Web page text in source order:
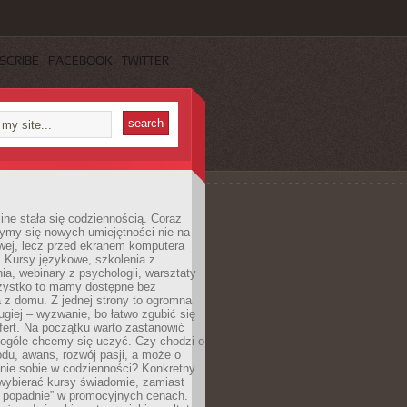
FACEBOOK TWITTER
stała się codziennością. Coraz
się nowych umiejętności nie na
lecz przed ekranem komputera
Kursy językowe, szkolenia z
webinary z psychologii, warsztaty
to mamy dostępne bez
z domu. Z jednej strony to ogromna
– wyzwanie, bo łatwo zgubić się
Na początku warto zastanowić
chcemy się uczyć. Czy chodzi o
awans, rozwój pasji, a może o
sobie w codzienności? Konkretny
kursy świadomie, zamiast
popadnie” w promocyjnych cenach.